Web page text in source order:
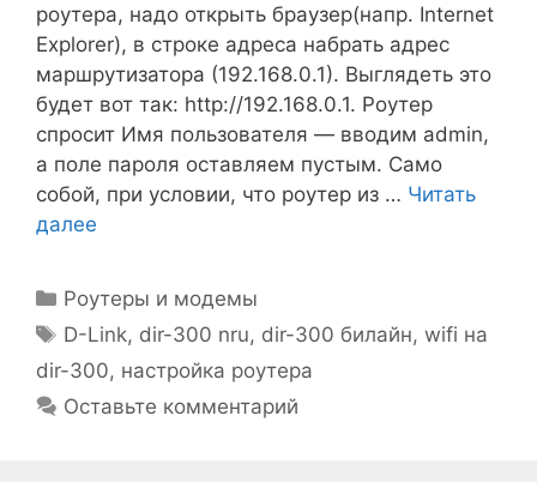
роутера, надо открыть браузер(напр. Internet
Explorer), в строке адреса набрать адрес
маршрутизатора (192.168.0.1). Выглядеть это
будет вот так: http://192.168.0.1. Роутер
спросит Имя пользователя — вводим admin,
а поле пароля оставляем пустым. Само
собой, при условии, что роутер из … Читать
далее
Рубрики
Роутеры и модемы
Метки
D-Link, dir-300 nru, dir-300 билайн,wifi на
dir-300, настройка роутера
Оставьте комментарий